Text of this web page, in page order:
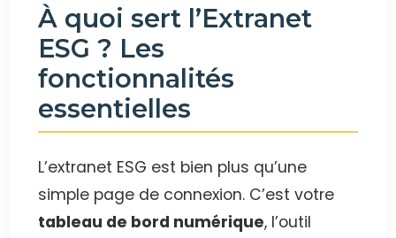
À quoi sert l’Extranet
ESG ? Les
fonctionnalités
essentielles
L’extranet ESG est bien plus qu’une
simple page de connexion. C’est votre
tableau de bord numérique, l’outil